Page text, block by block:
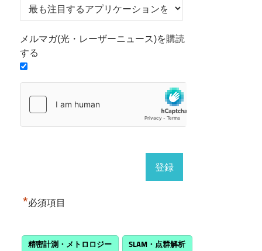
メルマガ(光・レーザーニュース)を購読
する
*必須項目
精密計測・メトロロジー
SLAM・点群解析